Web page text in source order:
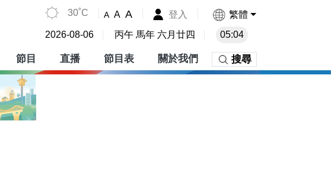
30˚C A A A 登入 繁體
2026-08-06 丙午 馬年 六月廿四 05:04
節目 直播 節目表 關於我們 搜尋